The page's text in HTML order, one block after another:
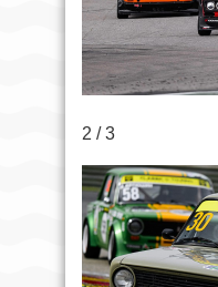
2 / 3